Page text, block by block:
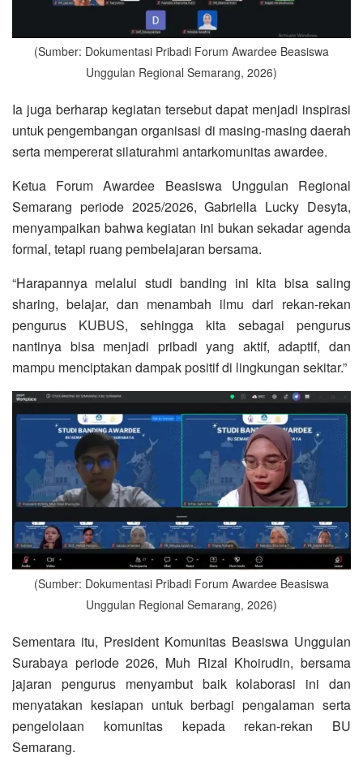
(Sumber: Dokumentasi Pribadi Forum Awardee Beasiswa
Unggulan Regional Semarang, 2026)
Ia juga berharap kegiatan tersebut dapat menjadi inspirasi
untuk pengembangan organisasi di masing-masing daerah
serta mempererat silaturahmi antarkomunitas awardee.
Ketua Forum Awardee Beasiswa Unggulan Regional
Semarang periode 2025/2026, Gabriella Lucky Desyta,
menyampaikan bahwa kegiatan ini bukan sekadar agenda
formal, tetapi ruang pembelajaran bersama.
“Harapannya melalui studi banding ini kita bisa saling
sharing, belajar, dan menambah ilmu dari rekan-rekan
pengurus KUBUS, sehingga kita sebagai pengurus
nantinya bisa menjadi pribadi yang aktif, adaptif, dan
mampu menciptakan dampak positif di lingkungan sekitar.”
(Sumber: Dokumentasi Pribadi Forum Awardee Beasiswa
Unggulan Regional Semarang, 2026)
Sementara itu, President Komunitas Beasiswa Unggulan
Surabaya periode 2026, Muh Rizal Khoirudin, bersama
jajaran pengurus menyambut baik kolaborasi ini dan
menyatakan kesiapan untuk berbagi pengalaman serta
pengelolaan komunitas kepada rekan-rekan BU
Semarang.